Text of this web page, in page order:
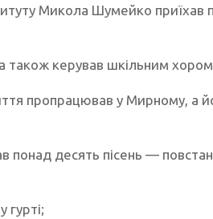
Микола Шумейко
також керував шкільним хором.
пропрацював у Мирному, а
понад десять пісень —
гурті;